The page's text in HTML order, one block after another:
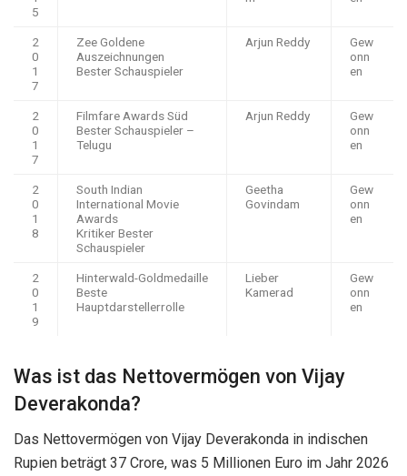
5
2
0
1
7
Zee Goldene
Auszeichnungen
Bester Schauspieler
Arjun Reddy
Gew
onn
en
2
0
1
7
Filmfare Awards Süd
Bester Schauspieler –
Telugu
Arjun Reddy
Gew
onn
en
2
0
1
8
South Indian
International Movie
Awards
Kritiker Bester
Schauspieler
Geetha
Govindam
Gew
onn
en
2
0
1
9
Hinterwald-Goldmedaille
Beste
Hauptdarstellerrolle
Lieber
Kamerad
Gew
onn
en
Was ist das Nettovermögen von Vijay
Deverakonda?
Das Nettovermögen von Vijay Deverakonda in indischen
Rupien beträgt 37 Crore, was 5 Millionen Euro im Jahr 2026